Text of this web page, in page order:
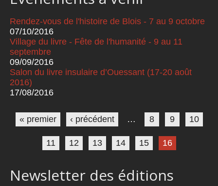
Rendez-vous de l'histoire de Blois - 7 au 9 octobre
07/10/2016
Village du livre - Fête de l'humanité - 9 au 11
septembre
09/09/2016
Salon du livre insulaire d’Ouessant (17-20 août
2016)
17/08/2016
Pages
« premier ‹ précédent … 8 9 10
11 12 13 14 15 16
Newsletter des éditions